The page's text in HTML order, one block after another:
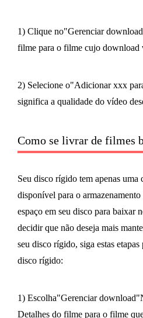
1) Clique no"Gerenciar
filme para o filme cujo download
2) Selecione o"Adicionar xxx
significa a qualidade do vídeo
Como se livrar de filmes
Seu disco rígido tem apenas uma
disponível para o
espaço em seu disco para baixar
decidir que não deseja mais
seu disco rígido, siga estas
disco rígido:
1) Escolha"Gerenciar
Detalhes do filme para o filme